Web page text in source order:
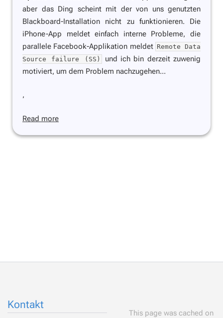
aber das Ding scheint mit der von uns genutzten
Blackboard-Installation nicht zu funktionieren. Die
iPhone-App meldet einfach interne Probleme, die
parallele Facebook-Applikation meldet Remote Data
Source failure (SS)
und ich bin derzeit zuwenig
motiviert, um dem Problem nachzugehen...
,
Read more
Kontakt
This page was cached on